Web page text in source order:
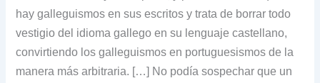
hay galleguismos en sus escritos y trata de borrar todo
vestigio del idioma gallego en su lenguaje castellano,
convirtiendo los galleguismos en portuguesismos de la
manera más arbitraria. […] No podía sospechar que un